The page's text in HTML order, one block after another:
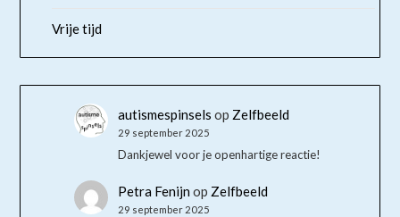
Vrije tijd
autismespinsels op Zelfbeeld
29 september 2025
Dankjewel voor je openhartige reactie!
Petra Fenijnop Zelfbeeld
29 september 2025